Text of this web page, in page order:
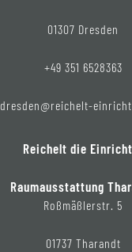
01307 Dresden
+49 351 6528363
dresden@reichelt-
Reichelt die
Raumausstattung
Roßmäßlerstr. 5
01737 Tharandt